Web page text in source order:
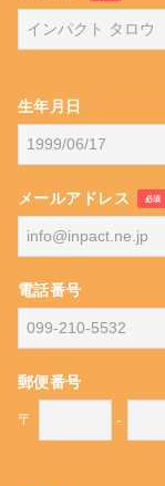
生年月日
メールアドレス 必須
電話番号
郵便番号
〒 -